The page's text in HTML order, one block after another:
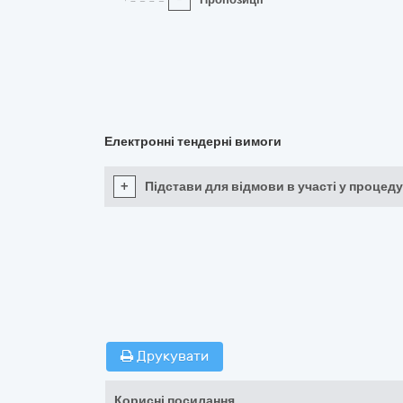
Електронні тендерні вимоги
+ Підстави для відмови в участі у
Друкувати